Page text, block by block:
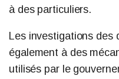
à des particuliers.
Les investigations des
également à des
utilisés par le